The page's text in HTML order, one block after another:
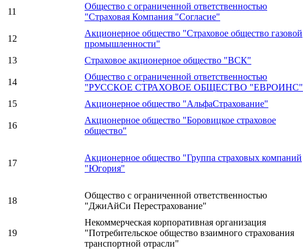
11
Общество с ограниченной ответственностью
"Страховая Компания "Согласие"
12
Акционерное общество "Страховое общество газовой
промышленности"
13 Страховое акционерное общество "ВСК"
14
Общество с ограниченной ответственностью
"РУССКОЕ СТРАХОВОЕ ОБЩЕСТВО "ЕВРОИНС"
15 Акционерное общество "АльфаСтрахование"
16
Акционерное общество "Боровицкое страховое
общество"
17
Акционерное общество "Группа страховых компаний
"Югория"
18
Общество с ограниченной ответственностью
"ДжиАйСи Перестрахование"
19
Некоммерческая корпоративная организация
"Потребительское общество взаимного страхования
транспортной отрасли"